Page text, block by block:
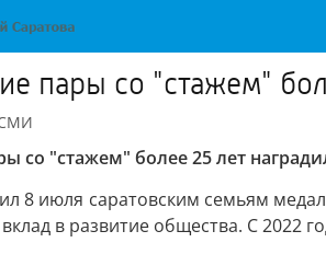
пары со "стажем"
со "стажем" более 25 лет
8 июля саратовским семьям
в развитие общества. С 2022